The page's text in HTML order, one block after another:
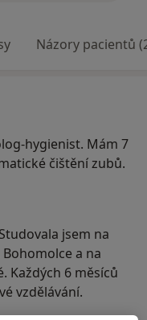
Názory pacientů
hygienist. Mám 7
čištění zubů.
jsem na
a na
Každých 6 měsíců
vzdělávání.